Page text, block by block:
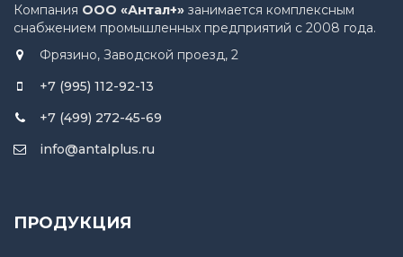
Компания ООО «Антал+» занимается комплексным
снабжением промышленных предприятий с 2008 года.
Фрязино, Заводской проезд, 2
+7 (995) 112-92-13
+7 (499) 272-45-69
info@antalplus.ru
ПРОДУКЦИЯ